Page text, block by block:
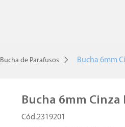
Bucha de Parafusos Bucha 6mm
Bucha 6mm Cinza
2319201